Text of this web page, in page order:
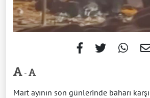
-
Mart ayının son günlerinde baharı